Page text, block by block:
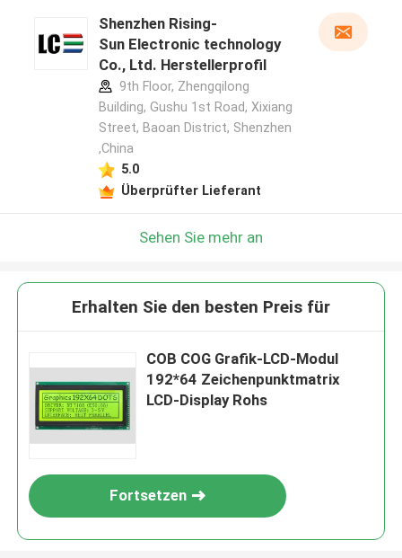
Shenzhen Rising-
Sun Electronic technology
Co., Ltd. Herstellerprofil
9th Floor, Zhengqilong
Building, Gushu 1st Road, Xixiang
Street, Baoan District, Shenzhen
,China
5.0
Überprüfter Lieferant
Sehen Sie mehr an
Erhalten Sie den besten Preis für
COB COG Grafik-LCD-Modul
192*64 Zeichenpunktmatrix
LCD-Display Rohs
Fortsetzen